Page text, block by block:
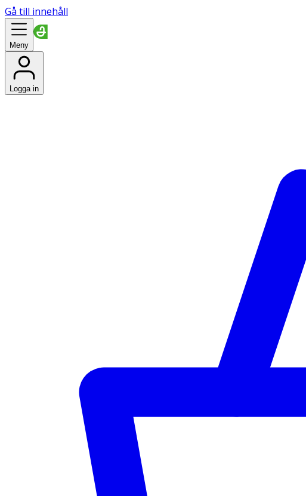
Gå till innehåll
Meny
Logga in